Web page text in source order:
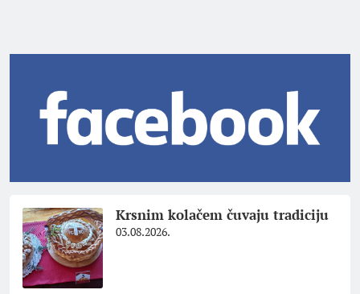
Krsnim kolačem čuvaju tradiciju
03.08.2026.